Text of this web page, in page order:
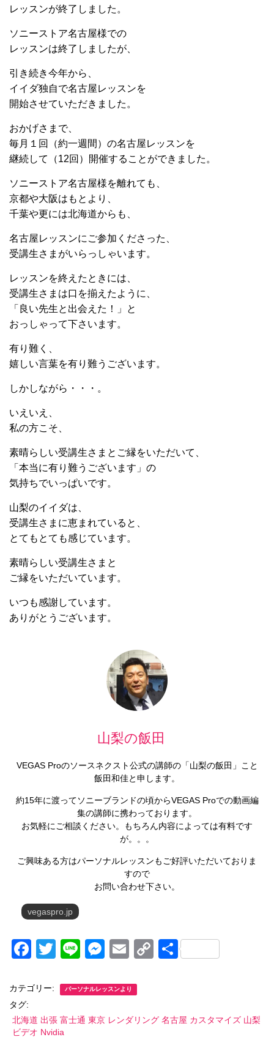
レッスンが終了しました。
ソニーストア名古屋様での
レッスンは終了しましたが、
引き続き今年から、
イイダ独自で名古屋レッスンを
開始させていただきました。
おかげさまで、
毎月１回（約一週間）の名古屋レッスンを
継続して（12回）開催することができました。
ソニーストア名古屋様を離れても、
京都や大阪はもとより、
千葉や更には北海道からも、
名古屋レッスンにご参加くださった、
受講生さまがいらっしゃいます。
レッスンを終えたときには、
受講生さまは口を揃えたように、
「良い先生と出会えた！」と
おっしゃって下さいます。
有り難く、
嬉しい言葉を有り難うございます。
しかしながら・・・。
いえいえ、
私の方こそ、
素晴らしい受講生さまとご縁をいただいて、
「本当に有り難うございます」の
気持ちでいっぱいです。
山梨のイイダは、
受講生さまに恵まれていると、
とてもとても感じています。
素晴らしい受講生さまと
ご縁をいただいています。
いつも感謝しています。
ありがとうございます。
山梨の飯田
VEGAS Proのソースネクスト公式の講師の「山梨の飯田」こと
飯田和佳と申します。
約15年に渡ってソニーブランドの頃からVEGAS Proでの動画編
集の講師に携わっております。
お気軽にご相談ください。もちろん内容によっては有料です
が。。。
ご興味ある方はパーソナルレッスンもご好評いただいておりま
すので
お問い合わせ下さい。
vegaspro.jp
F
c
b
T
tt
Li
e
M
ss
n
E
ail
C
Li
共
カテゴリー: パーソナルレッスンより
タグ:
北海道 出張 富士通 東京 レンダリング 名古屋 カスタマイズ 山梨
ビデオ Nvidia